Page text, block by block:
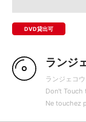
DVD貸出可
ランジ
ランジェコ
Don't Touch
Ne touchez